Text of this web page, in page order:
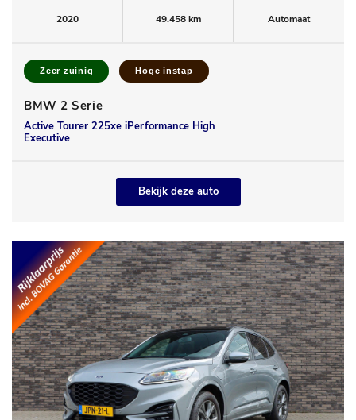
2020 49.458 km Automaat
Zeer zuinig Hoge instap
BMW 2 Serie
Active Tourer 225xe iPerformance High
Executive
Bekijk deze auto